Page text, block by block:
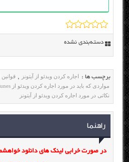
دسته‌بندی نشده
برچسب ها : اجاره کردن ویدئو از آیتونز , قوانین
مواردی که باید در مورد اجاره کردن ویدئو از iTunes بدانید
نکاتی در مورد اجاره کردن ویدئو از آیتونز
راهنما
در صورت خرابی لینک های دانلود